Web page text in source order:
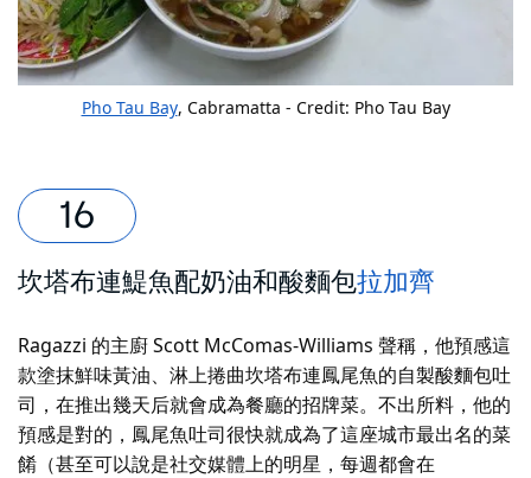
Pho Tau Bay, Cabramatta - Credit: Pho Tau Bay
坎塔布連鯷魚配奶油和酸麵包拉加齊
Ragazzi 的主廚 Scott McComas-Williams 聲稱，他預感這
款塗抹鮮味黃油、淋上捲曲坎塔布連鳳尾魚的自製酸麵包吐
司，在推出幾天后就會成為餐廳的招牌菜。不出所料，他的
預感是對的，鳳尾魚吐司很快就成為了這座城市最出名的菜
餚（甚至可以說是社交媒體上的明星，每週都會在